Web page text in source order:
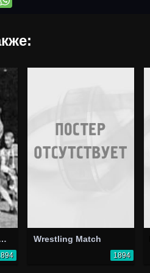
Мерфи Wrestling Match
1894